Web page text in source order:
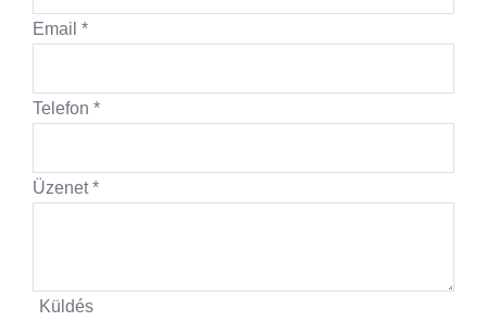
Email *
Telefon *
Üzenet*
Küldés